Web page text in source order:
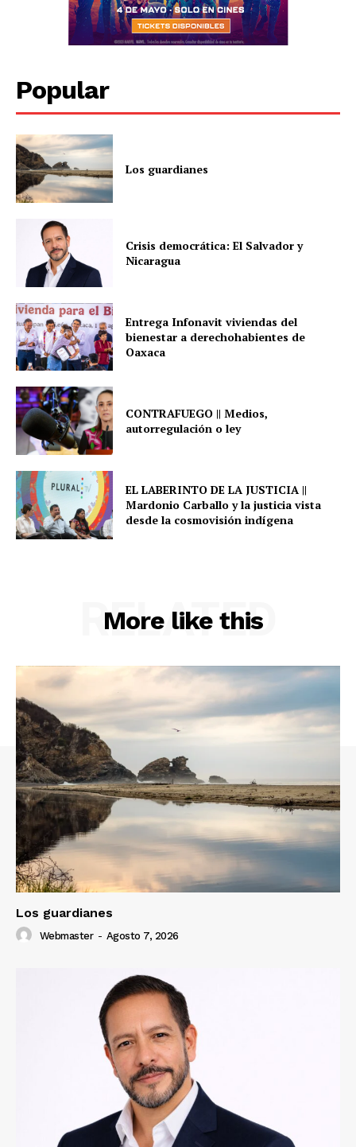
Popular
Los guardianes
Crisis democrática: El Salvador y
Nicaragua
Entrega Infonavit viviendas del
bienestar a derechohabientes de
Oaxaca
CONTRAFUEGO || Medios,
autorregulación o ley
EL LABERINTO DE LA JUSTICIA ||
Mardonio Carballo y la justicia vista
desde la cosmovisión indígena
More like this
RELATED
Los guardianes
Webmaster - Agosto 7, 2026